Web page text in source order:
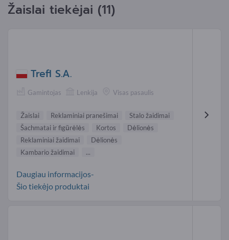
Žaislai tiekėjai (11)
Trefl S.A.
Gamintojas Lenkija Visas pasaulis
Žaislai Reklaminiai pranešimai
Stalo žaidimai
Šachmatai ir figūrėlės
Kortos
Dėlionės
Reklaminiai žaidimai
Dėlionės
Kambario žaidimai
...
Daugiau informacijos-
Šio tiekėjo produktai